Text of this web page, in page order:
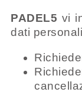
PADEL5 vi
dati